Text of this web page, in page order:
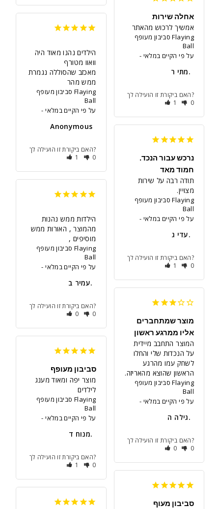
אחלה שירות
אמשיך לרכוש מהאתר
סביבון מעופף Flaying
Ball
על פי הקיים במלאי
מתי ר.
האם ביקורת זו הועילה לך?
1
0
הילדים נהנו מאוד היה
ממש מהר
סביבון מעופף Flaying
Ball
על פי הקיים במלאי
Anonymous
האם ביקורת זו הועילה לך?
1
0
נרכש עבור הנכד.
חמוד מאד
מצויין.
סביבון מעופף Flaying
Ball
על פי הקיים במלאי
עדי ג.
האם ביקורת זו הועילה לך?
1
0
מוסיפים ,
סביבון מעופף Flaying
Ball
על פי הקיים במלאי
עמיר ב.
האם ביקורת זו הועילה לך?
0
0
מוצר שמתחברים
אליו ממרגע ראשון
המוצר התחבב מיידית
הראשון שהוצא מהאריזה.
סביבון מעופף Flaying
Ball
על פי הקיים במלאי
גילה ה.
האם ביקורת זו הועילה לך?
0
0
סביבון מעופף
לילדים
סביבון מעופף Flaying
Ball
על פי הקיים במלאי
מנוח ד.
האם ביקורת זו הועילה לך?
1
0
סביבון מעוף